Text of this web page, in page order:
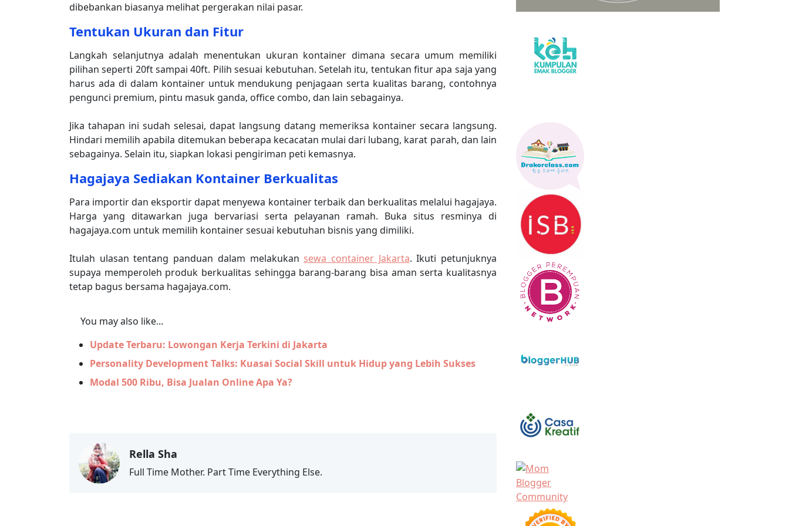
dibebankan biasanya melihat pergerakan nilai pasar.
Tentukan Ukuran dan Fitur
Langkah selanjutnya adalah menentukan ukuran kontainer dimana secara umum memiliki
pilihan seperti 20ft sampai 40ft. Pilih sesuai kebutuhan. Setelah itu, tentukan fitur apa saja yang
harus ada di dalam kontainer untuk mendukung penjagaan serta kualitas barang, contohnya
pengunci premium, pintu masuk ganda, office combo, dan lain sebagainya.
Jika tahapan ini sudah selesai, dapat langsung datang memeriksa kontainer secara langsung.
Hindari memilih apabila ditemukan beberapa kecacatan mulai dari lubang, karat parah, dan lain
sebagainya. Selain itu, siapkan lokasi pengiriman peti kemasnya.
Hagajaya Sediakan Kontainer Berkualitas
Para importir dan eksportir dapat menyewa kontainer terbaik dan berkualitas melalui hagajaya.
Harga yang ditawarkan juga bervariasi serta pelayanan ramah. Buka situs resminya di
hagajaya.com untuk memilih kontainer sesuai kebutuhan bisnis yang dimiliki.
Itulah ulasan tentang panduan dalam melakukan sewa container Jakarta. Ikuti petunjuknya
supaya memperoleh produk berkualitas sehingga barang-barang bisa aman serta kualitasnya
tetap bagus bersama hagajaya.com.
You may also like...
Update Terbaru: Lowongan Kerja Terkini di Jakarta
Personality Development Talks: Kuasai Social Skill untuk Hidup yang Lebih Sukses
Modal 500 Ribu, Bisa Jualan Online Apa Ya?
Rella Sha
Full Time Mother. Part Time Everything Else.